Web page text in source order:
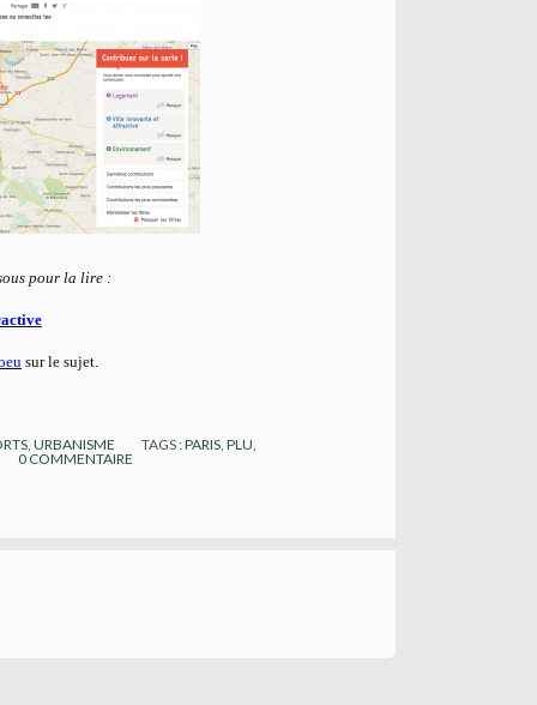
pour la lire :
sur le sujet.
,URBANISME TAGS :PARIS ,PLU
0 COMMENTAIRE